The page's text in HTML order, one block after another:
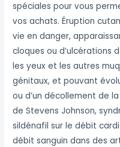
spéciales pour vous
vos achats. Éruption
vie en danger,
cloques ou d’ulcérations
les yeux et les autres
génitaux, et pouvant
ou d’un décollement de
de Stevens Johnson,
sildénafil sur le débit
débit sanguin dans des